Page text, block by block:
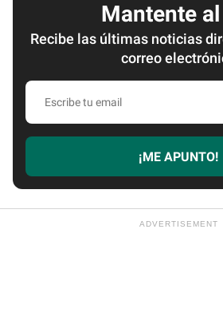
Mantente
Recibe las últimas noticias
correo
Escribe
email
¡ME APUNTO!